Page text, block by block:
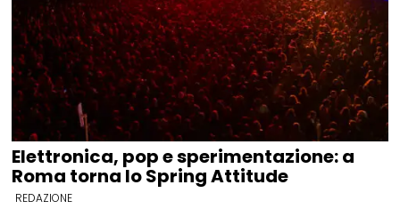
Elettronica, pop e sperimentazione: a
Roma torna lo Spring Attitude
REDAZIONE